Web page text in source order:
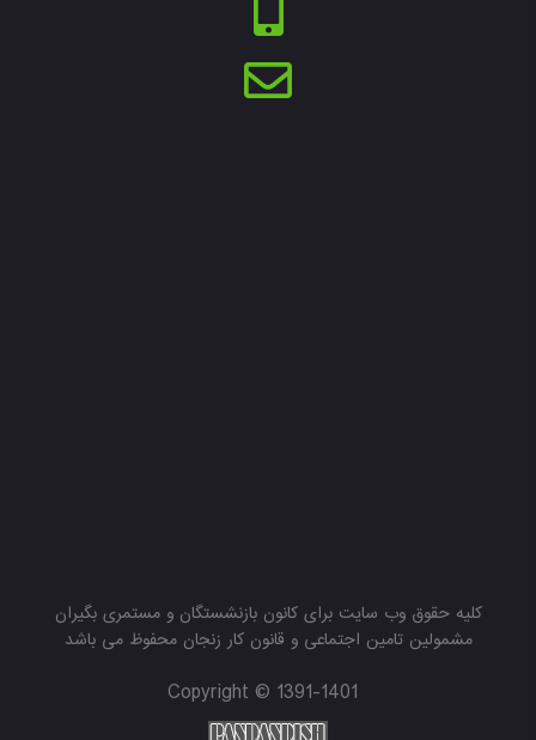
کلیه حقوق وب سایت برای کانون بازنشستگان و مستمری بگیران
مشمولین تامین اجتماعی و قانون کار زنجان محفوظ می باشد